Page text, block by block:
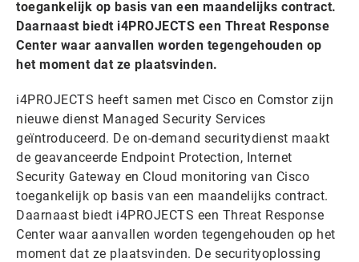
toegankelijk op basis van een maandelijks contract.
Daarnaast biedt i4PROJECTS een Threat Response
Center waar aanvallen worden tegengehouden op
het moment dat ze plaatsvinden.
i4PROJECTS heeft samen met Cisco en Comstor zijn
nieuwe dienst Managed Security Services
geïntroduceerd. De on-demand securitydienst maakt
de geavanceerde Endpoint Protection, Internet
Security Gateway en Cloud monitoring van Cisco
toegankelijk op basis van een maandelijks contract.
Daarnaast biedt i4PROJECTS een Threat Response
Center waar aanvallen worden tegengehouden op het
moment dat ze plaatsvinden. De securityoplossing